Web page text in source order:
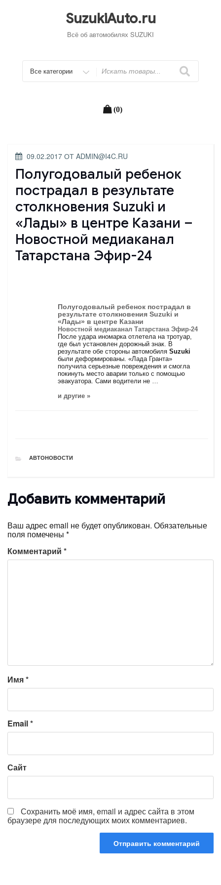
SuzukiAuto.ru
Всё об автомобилях SUZUKI
Искать
(0)
ОПУБЛИКОВАНО
09.02.2017 ОТ ADMIN@I4C.RU
Полугодовалый ребенок
пострадал в результате
столкновения Suzuki и
«Лады» в центре Казани –
Новостной медиаканал
Татарстана Эфир-24
Полугодовалый ребенок пострадал в
результате столкновенияSuzuki и
«Лады» в центре Казани
Новостной медиаканал Татарстана Эфир-24
После удара иномарка отлетела на тротуар,
где был установлен дорожный знак. В
результате обе стороны автомобиляSuzuki
были деформированы. «Лада Гранта»
получила серьезные повреждения и смогла
покинуть место аварии только с помощью
эвакуатора. Сами водители не …
и другие »
РУБРИКИ
АВТОНОВОСТИ
Добавить комментарий
Ваш адрес email не будет опубликован. Обязательные
поля помечены *
Комментарий *
Имя*
Email*
Сайт
Сохранить моё имя, email и адрес сайта в этом
браузере для последующих моих комментариев.